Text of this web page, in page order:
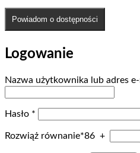
Powiadom o dostępności
Logowanie
Nazwa użytkownika lub adres e-
Hasło *
Rozwiąż równanie*86 +